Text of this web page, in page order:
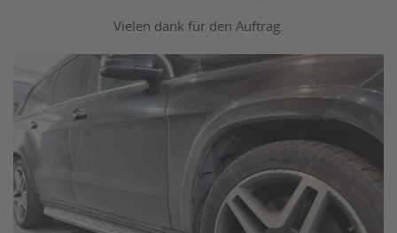
Vielen dank für den Auftrag.